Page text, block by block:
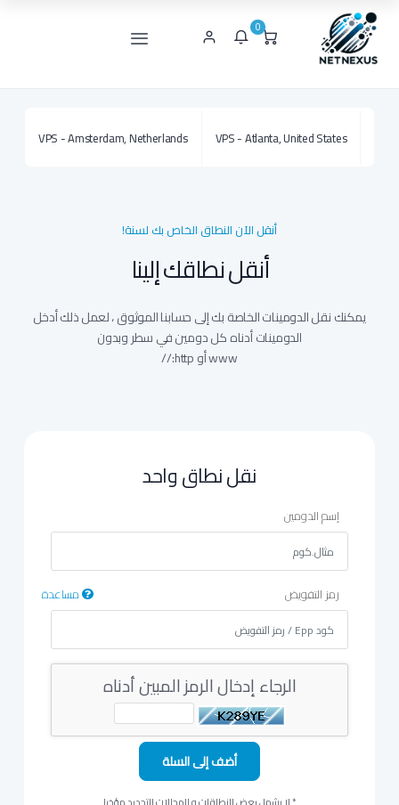
0
VPS - Amsterdam, Netherlands VPS - Atlanta, United States
أنقل الآن النطاق الخاص بك لسنة!
أنقل نطاقك إلينا
يمكنك نقل الدومينات الخاصة بك إلى حسابنا الموثوق ، لعمل ذلك أدخل
الدومينات أدناه كل دومين في سطر وبدون
www أو http://
نقل نطاق واحد
إسم الدومين
رمز التفويض مساعدة
الرجاء إدخال الرمز المبين أدناه
أضف إلى السلة